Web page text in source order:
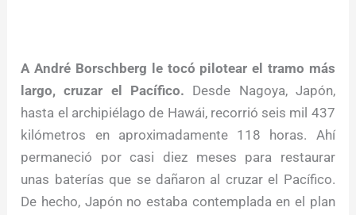
A André Borschberg le tocó pilotear el tramo más
largo, cruzar el Pacífico. Desde Nagoya, Japón,
hasta el archipiélago de Hawái, recorrió seis mil 437
kilómetros en aproximadamente 118 horas. Ahí
permaneció por casi diez meses para restaurar
unas baterías que se dañaron al cruzar el Pacífico.
De hecho, Japón no estaba contemplada en el plan